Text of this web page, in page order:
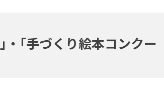
｢手づくり絵本コンクー